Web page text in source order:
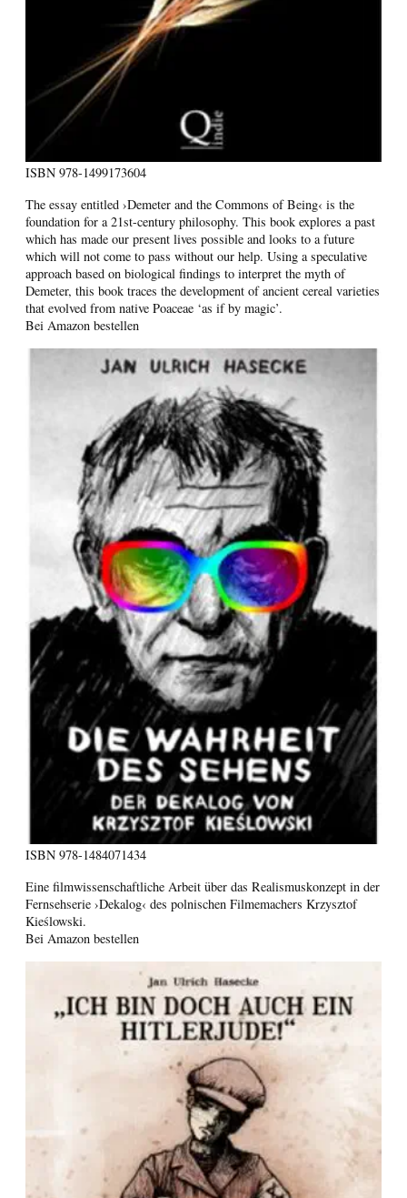
ISBN 978-1499173604
The essay entitled ›Demeter and the Commons of Being‹ is the
foundation for a 21st-century philosophy. This book explores a past
which has made our present lives possible and looks to a future
which will not come to pass without our help. Using a speculative
approach based on biological findings to interpret the myth of
Demeter, this book traces the development of ancient cereal varieties
that evolved from native Poaceae ‘as if by magic’.
Bei Amazon bestellen
ISBN 978-1484071434
Eine filmwissenschaftliche Arbeit über das Realismuskonzept in der
Fernsehserie ›Dekalog‹ des polnischen Filmemachers Krzysztof
Kieślowski.
Bei Amazon bestellen